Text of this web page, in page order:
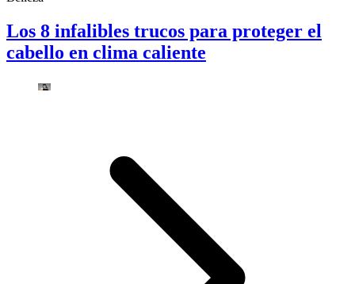
Los 8 infalibles trucos para proteger el
cabello en clima caliente